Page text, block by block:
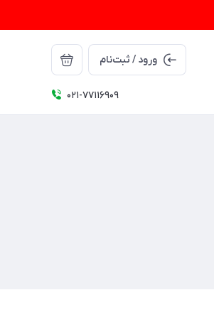
ورود / ثبت‌نام
021-77116909